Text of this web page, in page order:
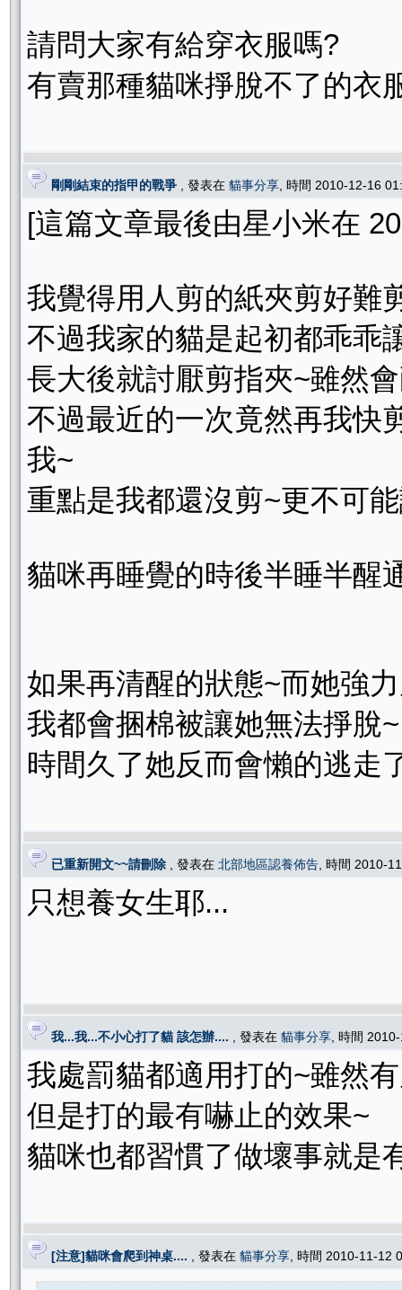
請問大家有給穿衣服嗎?
有賣那種貓咪掙脫不了的衣
剛剛結束的指甲的戰爭 , 發表在 貓事分享 , 時間 2010-12-16
[這篇文章最後由星小米在
我覺得用人剪的紙夾剪好難
不過我家的貓是起初都乖乖
長大後就討厭剪指夾~雖然
不過最近的一次竟然再我快
我~
重點是我都還沒剪~更不可
貓咪再睡覺的時後半睡半醒
如果再清醒的狀態~而她強
我都會捆棉被讓她無法掙脫~
時間久了她反而會懶的逃走
已重新開文~~請刪除 , 發表在 北部地區認養佈告 , 時間 2010-
只想養女生耶...
我...我...不小心打了貓 該怎辦.... , 發表在 貓事分享 , 時間
我處罰貓都適用打的~雖然
但是打的最有嚇止的效果~
貓咪也都習慣了做壞事就是
[注意]貓咪會爬到神桌.... , 發表在 貓事分享 , 時間 2010-11-12